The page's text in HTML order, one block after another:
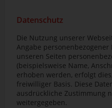
Datenschutz
Die Nutzung unserer
Angabe
unseren Seiten
(beispielsweise Name,
erhoben werden, erfolgt
freiwilliger Basis. Diese
ausdrückliche Zustimmung
weitergegeben.